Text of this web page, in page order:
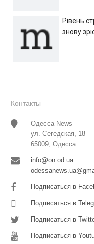
Рівень
знову
Контакты
Одесса News
ул. Сегедская, 18
65009, Одесса
info@on.od.ua
Подписаться в
Подписаться в
Подписаться в
Подписаться в